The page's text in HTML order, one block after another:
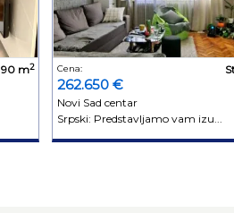
90 m2 Cena:
262.650 €
Novi Sad centar
Srpski: Predstavljamo vam izu...